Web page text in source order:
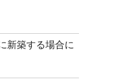
新築する場合に